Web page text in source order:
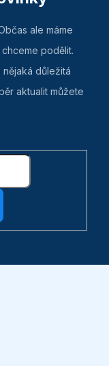
ale máme
podělit.
důležitá
aktualit můžete